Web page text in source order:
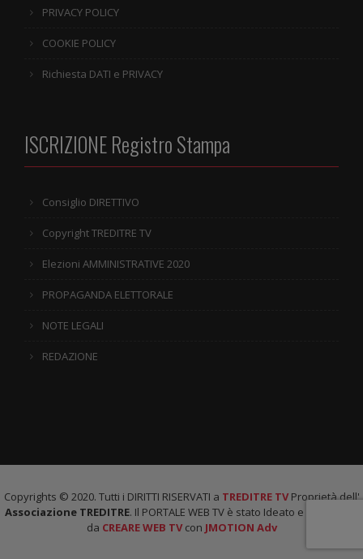
PRIVACY POLICY
COOKIE POLICY
Richiesta DATI e PRIVACY
ISCRIZIONE Registro Stampa
Consiglio DIRETTIVO
Copyright TREDITRE TV
Elezioni AMMINISTRATIVE 2020
PROPAGANDA ELETTORALE
NOTE LEGALI
REDAZIONE
Copyrights © 2020. Tutti i DIRITTI RISERVATI a TREDITRE TVProprietà dell'
Associazione TREDITRE. Il PORTALE WEB TV è stato Ideato e Realizzato
da CREARE WEB TVcon JMOTION Adv